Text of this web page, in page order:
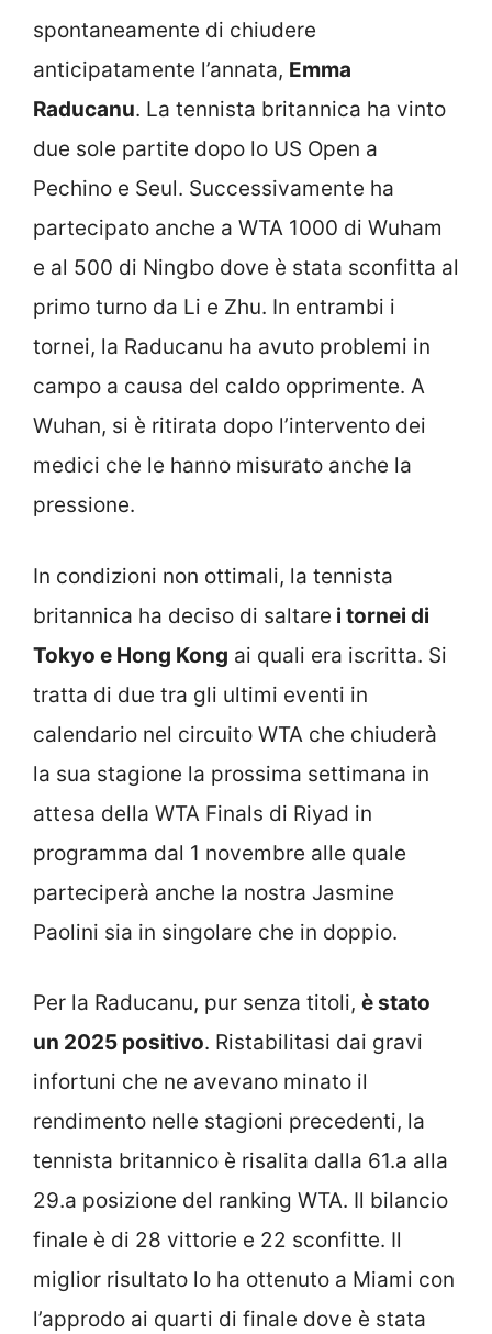
spontaneamente di chiudere
anticipatamente l’annata, Emma
Raducanu. La tennista britannica ha vinto
due sole partite dopo lo US Open a
Pechino e Seul. Successivamente ha
partecipato anche a WTA 1000 di Wuham
e al 500 di Ningbo dove è stata sconfitta al
primo turno da Li e Zhu. In entrambi i
tornei, la Raducanu ha avuto problemi in
campo a causa del caldo opprimente. A
Wuhan, si è ritirata dopo l’intervento dei
medici che le hanno misurato anche la
pressione.
In condizioni non ottimali, la tennista
britannica ha deciso di saltare i tornei di
Tokyo e Hong Kong ai quali era iscritta. Si
tratta di due tra gli ultimi eventi in
calendario nel circuito WTA che chiuderà
la sua stagione la prossima settimana in
attesa della WTA Finals di Riyad in
programma dal 1 novembre alle quale
parteciperà anche la nostra Jasmine
Paolini sia in singolare che in doppio.
Per la Raducanu, pur senza titoli, è stato
un 2025 positivo. Ristabilitasi dai gravi
infortuni che ne avevano minato il
rendimento nelle stagioni precedenti, la
tennista britannico è risalita dalla 61.a alla
29.a posizione del ranking WTA. Il bilancio
finale è di 28 vittorie e 22 sconfitte. Il
miglior risultato lo ha ottenuto a Miami con
l’approdo ai quarti di finale dove è stata